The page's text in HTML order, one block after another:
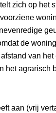
zich op het
de
van
het agrarisch
aan (vrij